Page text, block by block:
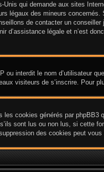
qui demande aux sites
légaux des mineurs
de contacter un
d’assistance légale et n’est
ou interdit le nom d’utilisateur
visiteurs de s’inscrire. Pour
les cookies générés par
sont lus ou non lus, si cette
des cookies peut vous